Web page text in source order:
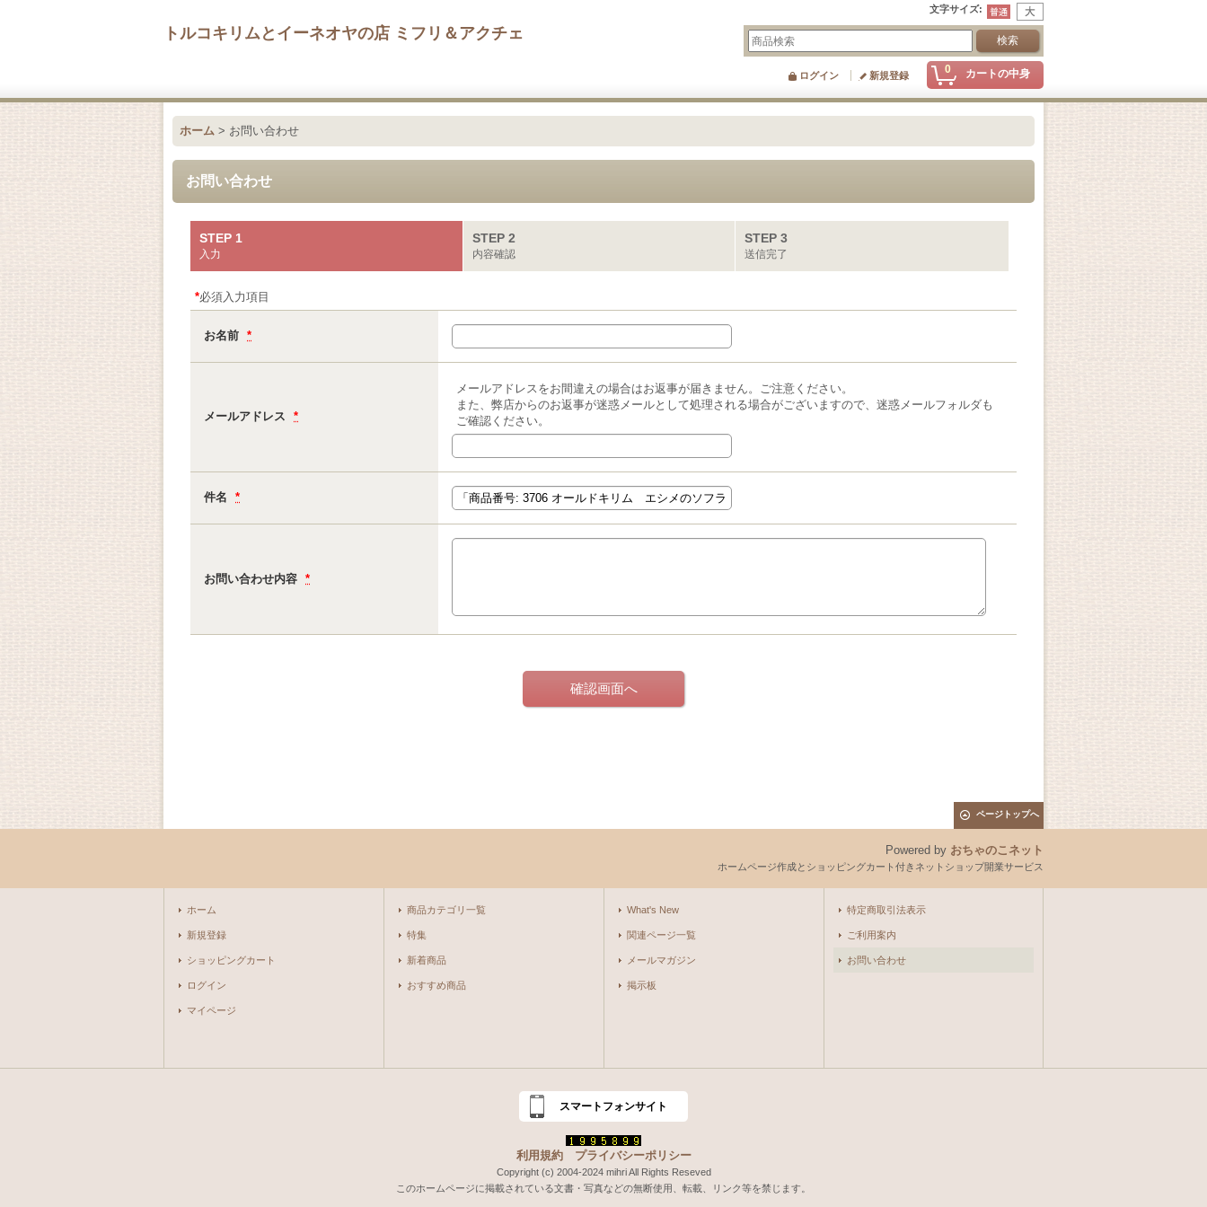
文字サイズ:
トルコキリムとイーネオヤの店 ミフリ＆アクチェ
0 カートの中身
ログイン 新規登録
ホーム > お問い合わせ
お問い合わせ
STEP 1
入力
STEP 2
内容確認
STEP 3
送信完了
*必須入力項目
お名前 *
メールアドレス *
メールアドレスをお間違えの場合はお返事が届きません。ご注意ください。
また、弊店からのお返事が迷惑メールとして処理される場合がございますので、迷惑メールフォルダも
ご確認ください。
件名 *
お問い合わせ内容 *
ページトップへ
Powered by おちゃのこネット
ホームページ作成とショッピングカート付きネットショップ開業サービス
ホーム
新規登録
ショッピングカート
ログイン
マイページ
商品カテゴリ一覧
特集
新着商品
おすすめ商品
What's New
関連ページ一覧
メールマガジン
掲示板
特定商取引法表示
ご利用案内
お問い合わせ
スマートフォンサイト
利用規約 プライバシーポリシー
Copyright (c) 2004-2024 mihri All Rights Reseved
このホームページに掲載されている文書・写真などの無断使用、転載、リンク等を禁じます。